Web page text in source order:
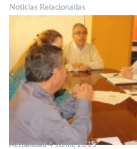
Noticias Relacionadas
Actualidad 4 Junio, 2015